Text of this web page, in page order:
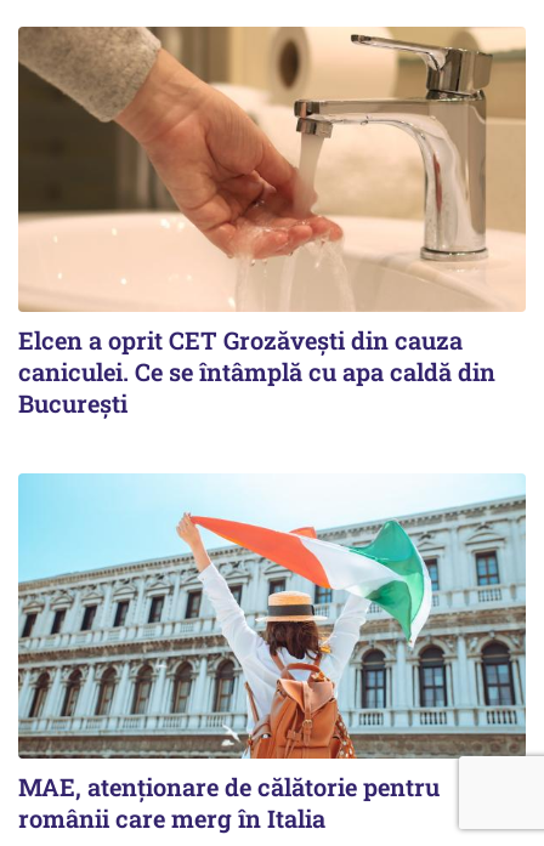
Elcen a oprit CET Grozăvești din cauza
caniculei. Ce se întâmplă cu apa caldă din
București
MAE, atenționare de călătorie pentru
românii care merg în Italia